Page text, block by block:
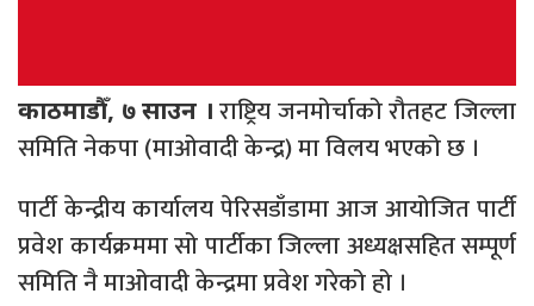
काठमाडौँ, ७ साउन । राष्ट्रिय जनमोर्चाको रौतहट जिल्ला
समिति नेकपा (माओवादी केन्द्र) मा विलय भएको छ ।
पार्टी केन्द्रीय कार्यालय पेरिसडाँडामा आज आयोजित पार्टी
प्रवेश कार्यक्रममा सो पार्टीका जिल्ला अध्यक्षसहित सम्पूर्ण
समिति नै माओवादी केन्द्रमा प्रवेश गरेको हो ।